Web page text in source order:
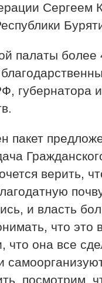
Сергеем
палаты более
губернатора и
пакет
верить,
и власть
что это
что она все
посмотрим,